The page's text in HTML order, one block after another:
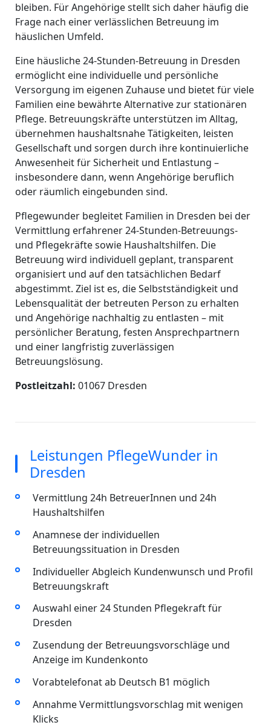
bleiben. Für Angehörige stellt sich daher häufig die
Frage nach einer verlässlichen Betreuung im
häuslichen Umfeld.
Eine häusliche 24-Stunden-Betreuung in Dresden
ermöglicht eine individuelle und persönliche
Versorgung im eigenen Zuhause und bietet für viele
Familien eine bewährte Alternative zur stationären
Pflege. Betreuungskräfte unterstützen im Alltag,
übernehmen haushaltsnahe Tätigkeiten, leisten
Gesellschaft und sorgen durch ihre kontinuierliche
Anwesenheit für Sicherheit und Entlastung –
insbesondere dann, wenn Angehörige beruflich
oder räumlich eingebunden sind.
Pflegewunder begleitet Familien in Dresden bei der
Vermittlung erfahrener 24-Stunden-Betreuungs-
und Pflegekräfte sowie Haushaltshilfen. Die
Betreuung wird individuell geplant, transparent
organisiert und auf den tatsächlichen Bedarf
abgestimmt. Ziel ist es, die Selbstständigkeit und
Lebensqualität der betreuten Person zu erhalten
und Angehörige nachhaltig zu entlasten – mit
persönlicher Beratung, festen Ansprechpartnern
und einer langfristig zuverlässigen
Betreuungslösung.
Postleitzahl: 01067 Dresden
Leistungen PflegeWunder in
Dresden
Vermittlung 24h BetreuerInnen und 24h
Haushaltshilfen
Anamnese der individuellen
Betreuungssituation in Dresden
Individueller Abgleich Kundenwunsch und Profil
Betreuungskraft
Auswahl einer 24 Stunden Pflegekraft für
Dresden
Zusendung der Betreuungsvorschläge und
Anzeige im Kundenkonto
Vorabtelefonat ab Deutsch B1 möglich
Annahme Vermittlungsvorschlag mit wenigen
Klicks